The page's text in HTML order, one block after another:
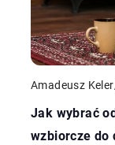
Amadeusz Keler
Jak wybrać
wzbiorcze do